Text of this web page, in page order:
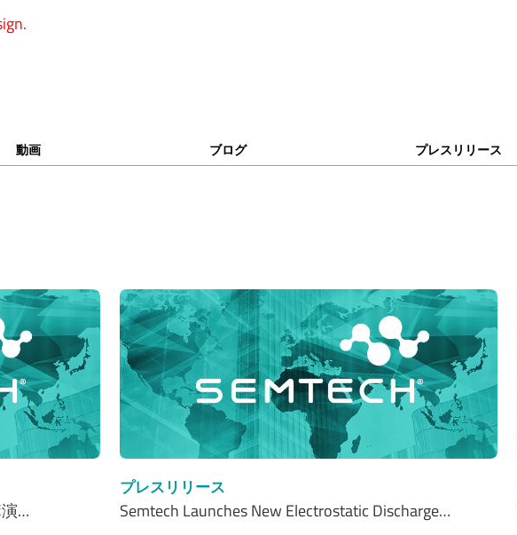
動画 ブログ プレスリリース
…
プレスリリース
Semtech Launches New Electrostatic Discharge…